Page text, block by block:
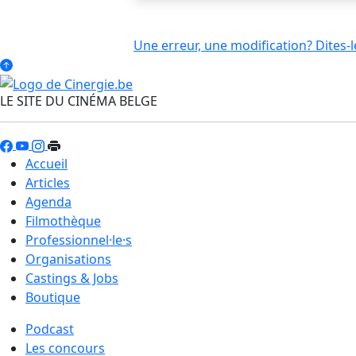
Une erreur, une modification? Dites-
LE SITE DU CINÉMA BELGE
Accueil
Articles
Agenda
Filmothèque
Professionnel·le·s
Organisations
Castings & Jobs
Boutique
Podcast
Les concours